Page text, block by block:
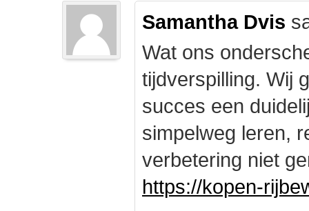
Samantha Dvis
Wat ons
tijdverspilling. Wij
succes een
simpelweg leren,
verbetering niet
https://kopen-